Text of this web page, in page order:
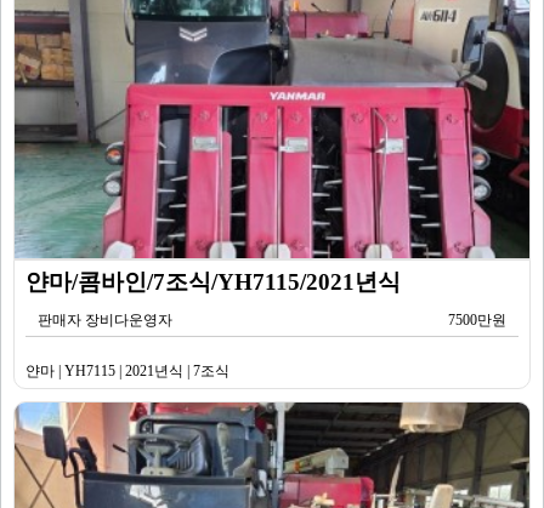
얀마/콤바인/7조식/YH7115/2021년식
판매자 장비다운영자 7500만원
얀마 | YH7115 | 2021년식 | 7조식